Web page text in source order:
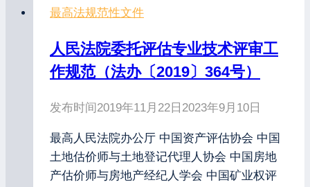
最高法规范性文件
人民法院委托评估专业技术评审工
作规范（法办〔2019〕364号）
发布时间2019年11月22日 2023年9月10日
最高人民法院办公厅 中国资产评估协会 中国
土地估价师与土地登记代理人协会 中国房地
产估价师与房地产经纪人学会 中国矿业权评